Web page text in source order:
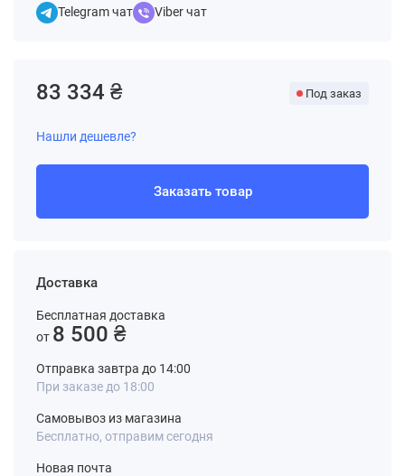
Telegram чат Viber чат
Доставка
Бесплатная доставка
от 8 500 ₴
Отправка завтра до 14:00
При заказе до 18:00
Самовывоз из магазина
Бесплатно, отправим сегодня
Новая почта
83 334 ₴ Под заказ
Нашли дешевле?
Заказать товар